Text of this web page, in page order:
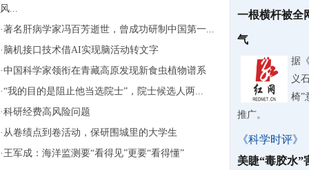
风...
·著名肝病学家冯百芳逝世，曾成功研制中国第一...
· 脑机接口技术借AI实现脑活动转文字
·中国科学家领衔在青藏高原发现新食虫植物谱系
·“我的目的是阻止他当选院士”，院士候选人两...
·科研经费高风险问题
· 从卷绩点到卷活动，保研围城里的大学生
· 王军成：海洋监测要“看得见”更要“看得懂”
一根横杆被全
气
据
义
椅”
推广。
《科学时评》
美睫“毒胶水”